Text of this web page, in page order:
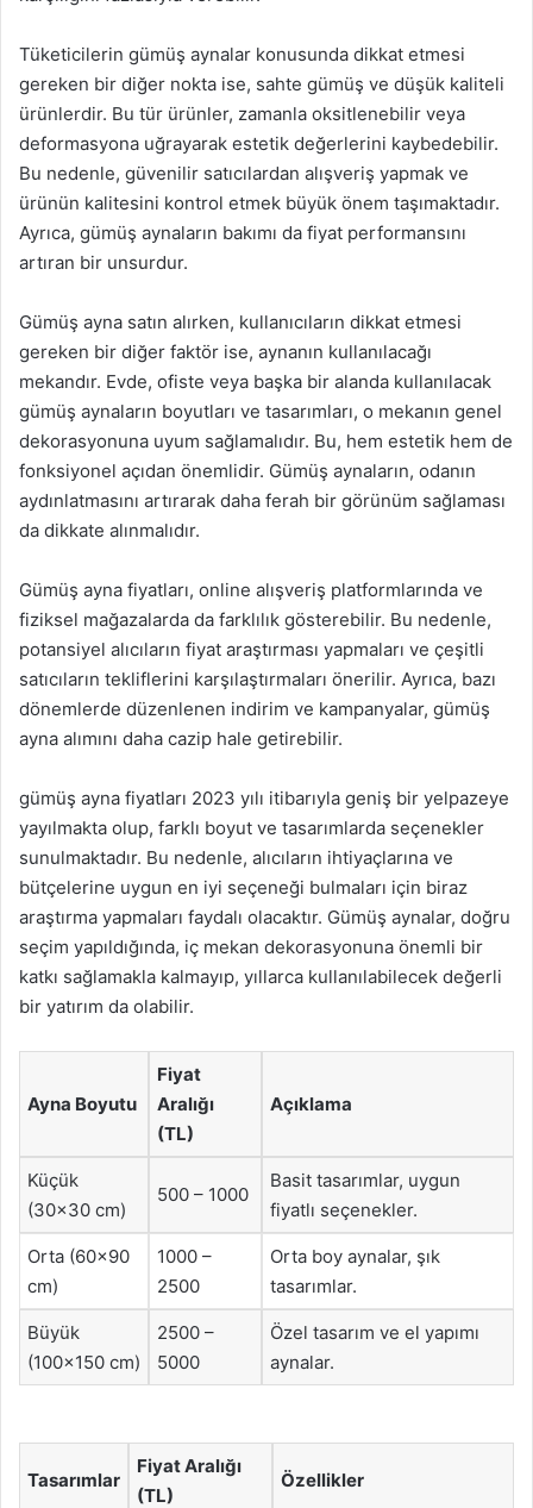
Tüketicilerin gümüş aynalar konusunda dikkat etmesi
gereken bir diğer nokta ise, sahte gümüş ve düşük kaliteli
ürünlerdir. Bu tür ürünler, zamanla oksitlenebilir veya
deformasyona uğrayarak estetik değerlerini kaybedebilir.
Bu nedenle, güvenilir satıcılardan alışveriş yapmak ve
ürünün kalitesini kontrol etmek büyük önem taşımaktadır.
Ayrıca, gümüş aynaların bakımı da fiyat performansını
artıran bir unsurdur.
Gümüş ayna satın alırken, kullanıcıların dikkat etmesi
gereken bir diğer faktör ise, aynanın kullanılacağı
mekandır. Evde, ofiste veya başka bir alanda kullanılacak
gümüş aynaların boyutları ve tasarımları, o mekanın genel
dekorasyonuna uyum sağlamalıdır. Bu, hem estetik hem de
fonksiyonel açıdan önemlidir. Gümüş aynaların, odanın
aydınlatmasını artırarak daha ferah bir görünüm sağlaması
da dikkate alınmalıdır.
Gümüş ayna fiyatları, online alışveriş platformlarında ve
fiziksel mağazalarda da farklılık gösterebilir. Bu nedenle,
potansiyel alıcıların fiyat araştırması yapmaları ve çeşitli
satıcıların tekliflerini karşılaştırmaları önerilir. Ayrıca, bazı
dönemlerde düzenlenen indirim ve kampanyalar, gümüş
ayna alımını daha cazip hale getirebilir.
gümüş ayna fiyatları 2023 yılı itibarıyla geniş bir yelpazeye
yayılmakta olup, farklı boyut ve tasarımlarda seçenekler
sunulmaktadır. Bu nedenle, alıcıların ihtiyaçlarına ve
bütçelerine uygun en iyi seçeneği bulmaları için biraz
araştırma yapmaları faydalı olacaktır. Gümüş aynalar, doğru
seçim yapıldığında, iç mekan dekorasyonuna önemli bir
katkı sağlamakla kalmayıp, yıllarca kullanılabilecek değerli
bir yatırım da olabilir.
Ayna Boyutu
Fiyat
Aralığı
(TL)
Açıklama
Küçük
(30×30 cm)
500 – 1000
Basit tasarımlar, uygun
fiyatlı seçenekler.
Orta (60×90
cm)
1000 –
2500
Orta boy aynalar, şık
tasarımlar.
Büyük
(100×150 cm)
2500 –
5000
Özel tasarım ve el yapımı
aynalar.
Tasarımlar
Fiyat Aralığı
(TL)
Özellikler